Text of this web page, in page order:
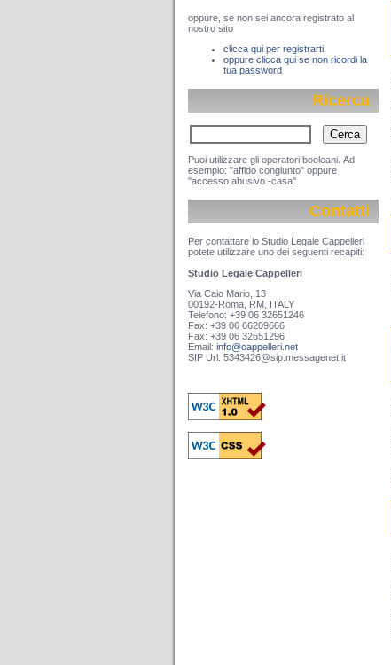
oppure, se non sei ancora registrato al
nostro sito
clicca qui per registrarti
oppure clicca qui se non ricordi la
tua password
Ricerca
Puoi utilizzare gli operatori booleani. Ad
esempio: "affido congiunto" oppure
"accesso abusivo -casa".
Contatti
Per contattare lo Studio Legale Cappelleri
potete utilizzare uno dei seguenti recapiti:
Studio Legale Cappelleri
Via Caio Mario, 13
00192-Roma, RM, ITALY
Telefono: +39 06 32651246
Fax: +39 06 66209666
Fax: +39 06 32651296
Email: info@cappelleri.net
SIP Url: 5343426@sip.messagenet.it